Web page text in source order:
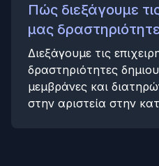
Πώς διεξάγουμε
μας
Διεξάγουμε τις
δραστηριότητες
μεμβράνες και
στην αριστεία στην